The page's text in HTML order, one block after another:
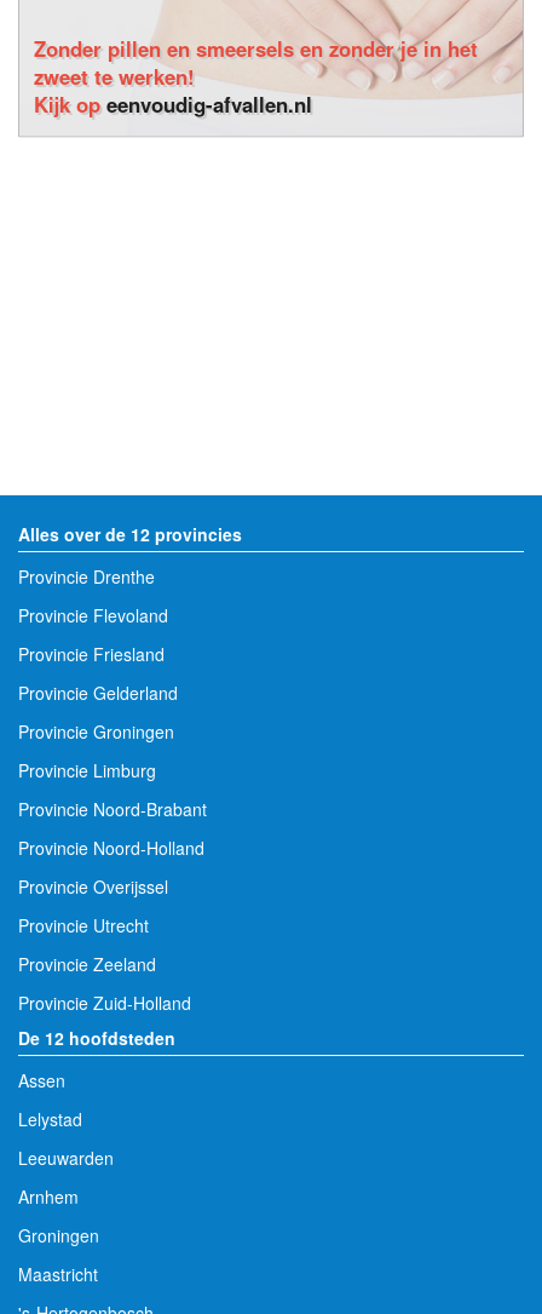
Zonder pillen en smeersels en zonder je in het
zweet te werken!
Kijk opeenvoudig-afvallen.nl
Alles over de 12 provincies
Provincie Drenthe
Provincie Flevoland
Provincie Friesland
Provincie Gelderland
Provincie Groningen
Provincie Limburg
Provincie Noord-Brabant
Provincie Noord-Holland
Provincie Overijssel
Provincie Utrecht
Provincie Zeeland
Provincie Zuid-Holland
De 12 hoofdsteden
Assen
Lelystad
Leeuwarden
Arnhem
Groningen
Maastricht